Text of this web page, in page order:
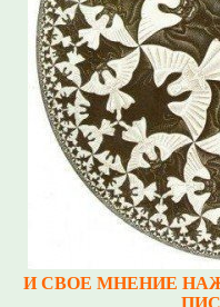
И СВОЕ МНЕНИЕ